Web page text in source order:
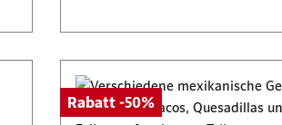
Rabatt -50%